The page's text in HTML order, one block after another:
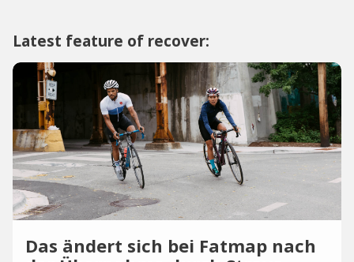
Latest feature of recover:
Das ändert sich bei Fatmap nach